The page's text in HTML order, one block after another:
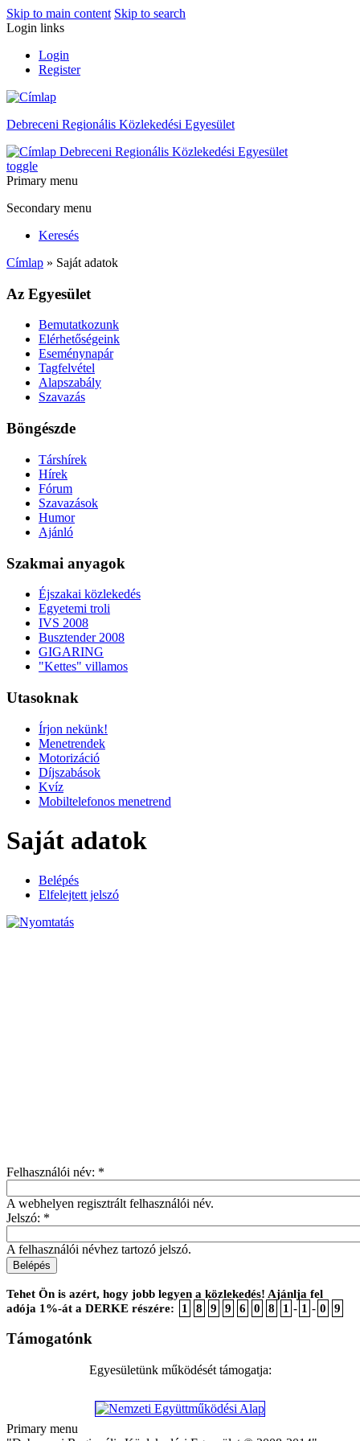
Skip to main content Skip to search
Login links
Login
Register
Debreceni Regionális Közlekedési Egyesület
Debreceni Regionális Közlekedési Egyesület
toggle
Primary menu
Secondary menu
Keresés
Címlap » Saját adatok
Az Egyesület
Bemutatkozunk
Elérhetőségeink
Eseménynapár
Tagfelvétel
Alapszabály
Szavazás
Böngészde
Társhírek
Hírek
Fórum
Szavazások
Humor
Ajánló
Szakmai anyagok
Éjszakai közlekedés
Egyetemi troli
IVS 2008
Busztender 2008
GIGARING
"Kettes" villamos
Utasoknak
Írjon nekünk!
Menetrendek
Motorizáció
Díjszabások
Kvíz
Mobiltelefonos menetrend
Saját adatok
Belépés
Elfelejtett jelszó
Felhasználói név: *
A webhelyen regisztrált felhasználói név.
Jelszó: *
A felhasználói névhez tartozó jelszó.
Tehet Ön is azért, hogy jobb legyen a közlekedés! Ajánlja fel
adója 1%-át a DERKE részére:
1 8 9 9 6 0 8 1 - 1 - 0 9
Támogatónk
Egyesületünk működését támogatja:
Primary menu